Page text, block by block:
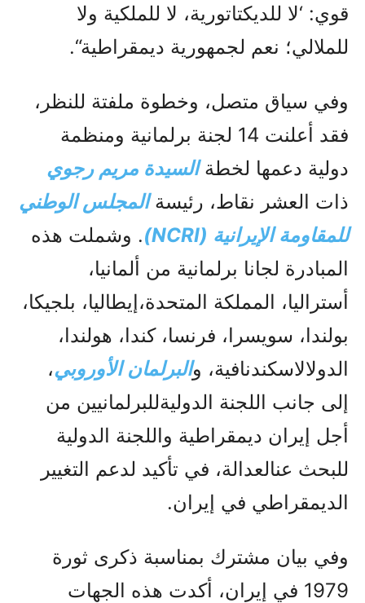
قوي: ‘لا للديكتاتورية، لا للملكية ولا
للملالي؛ نعم لجمهورية ديمقراطية“.
وفي سياق متصل، وخطوة ملفتة للنظر،
فقد أعلنت 14 لجنة برلمانية ومنظمة
دولية دعمها لخطةالسيدة مريم رجوي
ذات العشر نقاط، رئيسةالمجلس الوطني
للمقاومة الإيرانية (NCRI)
. وشملت هذه
المبادرة لجانا برلمانية من ألمانيا،
أستراليا، المملكة المتحدة،إيطاليا، بلجيكا،
بولندا، سويسرا، فرنسا، كندا، هولندا،
الدولالاسكندنافية، والبرلمان الأوروبي،
إلى جانب اللجنة الدوليةللبرلمانيين من
أجل إيران ديمقراطية واللجنة الدولية
للبحث عنالعدالة، في تأكيد لدعم التغيير
الديمقراطي في إيران.
وفي بيان مشترك بمناسبة ذكرى ثورة
1979 في إيران، أكدت هذه الجهات